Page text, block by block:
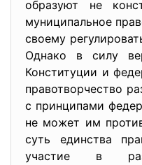
образуют не
муниципальное
своему
Однако в силу
Конституции и
правотворчество
с принципами
не может им
суть единства
участие в